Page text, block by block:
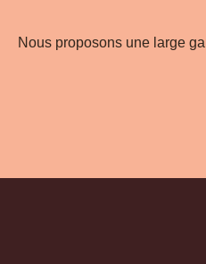
Nous proposons une large